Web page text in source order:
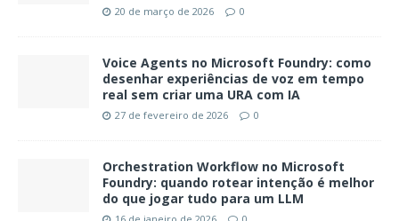
20 de março de 2026 0
Voice Agents no Microsoft Foundry: como
desenhar experiências de voz em tempo
real sem criar uma URA com IA
27 de fevereiro de 2026 0
Orchestration Workflow no Microsoft
Foundry: quando rotear intenção é melhor
do que jogar tudo para um LLM